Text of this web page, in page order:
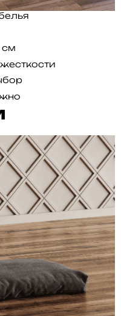
см